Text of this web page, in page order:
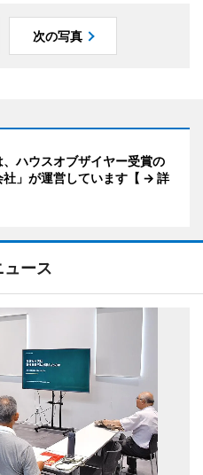
次の写真
ハウスオブザイヤー受賞の
社」が運営しています【 → 詳
ース